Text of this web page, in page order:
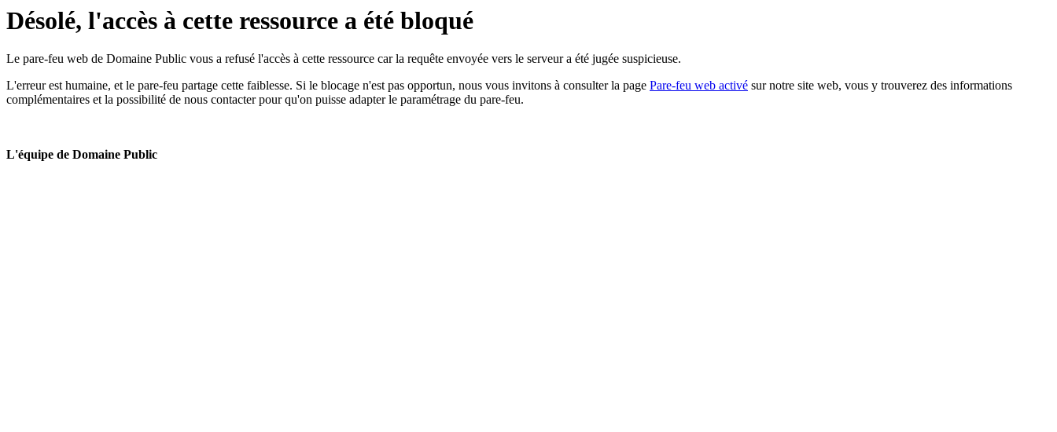
Désolé, l'accès à cette ressource a été bloqué
Le pare-feu web de Domaine Public vous a refusé l'accès à cette ressource car la requête envoyée vers le serveur a été jugée suspicieuse.
L'erreur est humaine, et le pare-feu partage cette faiblesse. Si le blocage n'est pas opportun, nous vous invitons à consulter la page Pare-feu web activé sur notre site web, vous y trouverez des informations
complémentaires et la possibilité de nous contacter pour qu'on puisse adapter le paramétrage du pare-feu.
L'équipe de Domaine Public